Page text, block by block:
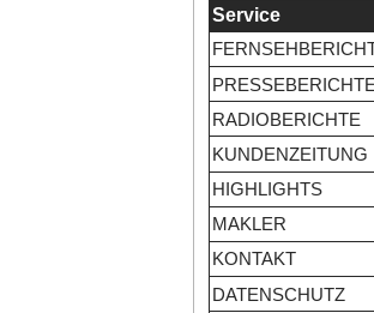
Service
RADIOBERICHTE
KUNDENZEITUNG
HIGHLIGHTS
MAKLER
KONTAKT
DATENSCHUTZ